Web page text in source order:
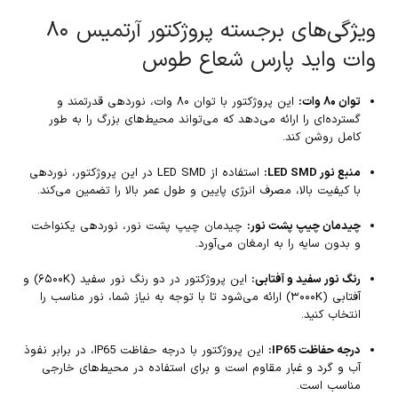
ویژگی‌های برجسته پروژکتور آرتمیس ۸۰
وات واید پارس شعاع طوس
توان ۸۰ وات:
این پروژکتور با توان ۸۰ وات، نوردهی قدرتمند و
گسترده‌ای را ارائه می‌دهد که می‌تواند محیط‌های بزرگ را به طور
کامل روشن کند.
منبع نور LED SMD:
استفاده از LED SMD در این پروژکتور، نوردهی
با کیفیت بالا، مصرف انرژی پایین و طول عمر بالا را تضمین می‌کند.
چیدمان چیپ پشت نور: چیدمان چیپ پشت نور، نوردهی یکنواخت
و بدون سایه را به ارمغان می‌آورد.
رنگ نور سفید و آفتابی:
این پروژکتور در دو رنگ نور سفید (۶۵۰۰K) و
آفتابی (۳۰۰۰K) ارائه می‌شود تا با توجه به نیاز شما، نور مناسب را
انتخاب کنید.
درجه حفاظت IP65:
این پروژکتور با درجه حفاظت IP65، در برابر نفوذ
آب و گرد و غبار مقاوم است و برای استفاده در محیط‌های خارجی
مناسب است.